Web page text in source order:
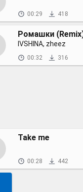
00:29 418
Ромашки
IVSHINA, zheez
00:32 316
Take me
00:28 442